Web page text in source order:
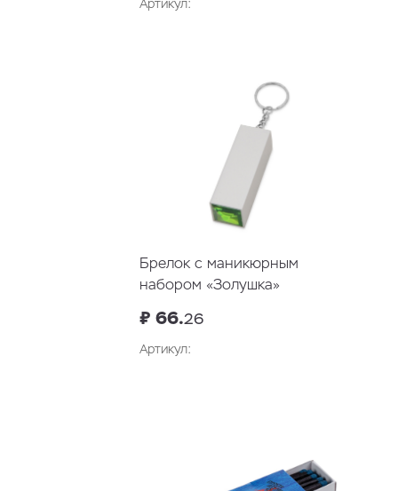
Артикул:
Брелок с маникюрным
набором «Золушка»
₽ 66.26
Артикул: